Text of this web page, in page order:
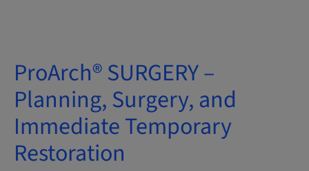
ProArch® SURGERY –
Planning, Surgery, and
Immediate Temporary
Restoration